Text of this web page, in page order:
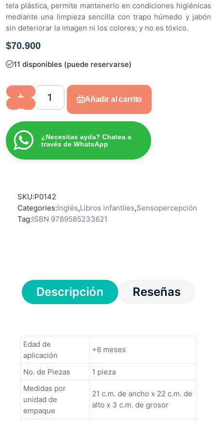
tela plástica, permite mantenerlo en condiciones higiénicas
mediante una limpieza sencilla con trapo húmedo y jabón
sin deteriorar la imagen ni los colores; y no es tóxico.
$70.900
11 disponibles (puede reservarse)
Añadir al carrito
¿Necesitas ayda? Chatea a
través de WhatsApp
SKU:P0142
Categories:Inglés,Libros infantiles,Sensopercepción
Tag:ISBN 9789585233621
Descripción Reseñas
Edad de
aplicación
+6 meses
No. de Piezas
1 pieza
Medidas por
unidad de
empaque
21 c.m. de ancho x 22 c.m. de
alto x 3 c.m. de grosor